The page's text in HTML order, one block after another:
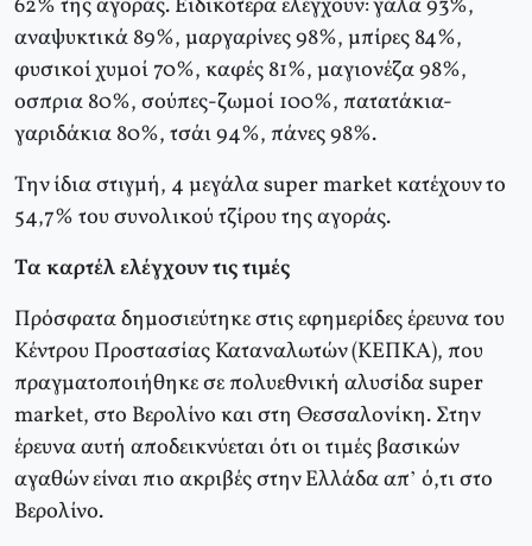
αναψυκτικά 89%, μαργαρίνες 98%, μπίρες 84%,
φυσικοί χυμοί 70%, καφές 81%, μαγιονέζα 98%,
οσπρια 80%, σούπες-ζωμοί 100%, πατατάκια-
γαριδάκια 80%, τσάι 94%, πάνες 98%.
Την ίδια στιγμή, 4 μεγάλα super market κατέχουν το
54,7% του συνολικού τζίρου της αγοράς.
Τα καρτέλ ελέγχουν τις τιμές
Πρόσφατα δημοσιεύτηκε στις εφημερίδες έρευνα του
Κέντρου Προστασίας Καταναλωτών (ΚΕΠΚΑ), που
πραγματοποιήθηκε σε πολυεθνική αλυσίδα super
market, στο Βερολίνο και στη Θεσσαλονίκη. Στην
έρευνα αυτή αποδεικνύεται ότι οι τιμές βασικών
αγαθών είναι πιο ακριβές στην Ελλάδα απ’ ό,τι στο
Βερολίνο.